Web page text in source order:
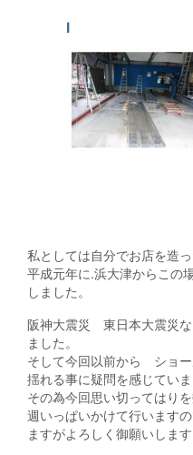
私としては自分でお店を造
平成元年に.浜大津からこの
しました。
阪神大震災 東日本大震災な
ました。
そして今回以前から ショ
揺れる事に疑問を感じてい
その為今回思い切ってはり
週いっぱいかけて行います
ますがよろしく御願いします